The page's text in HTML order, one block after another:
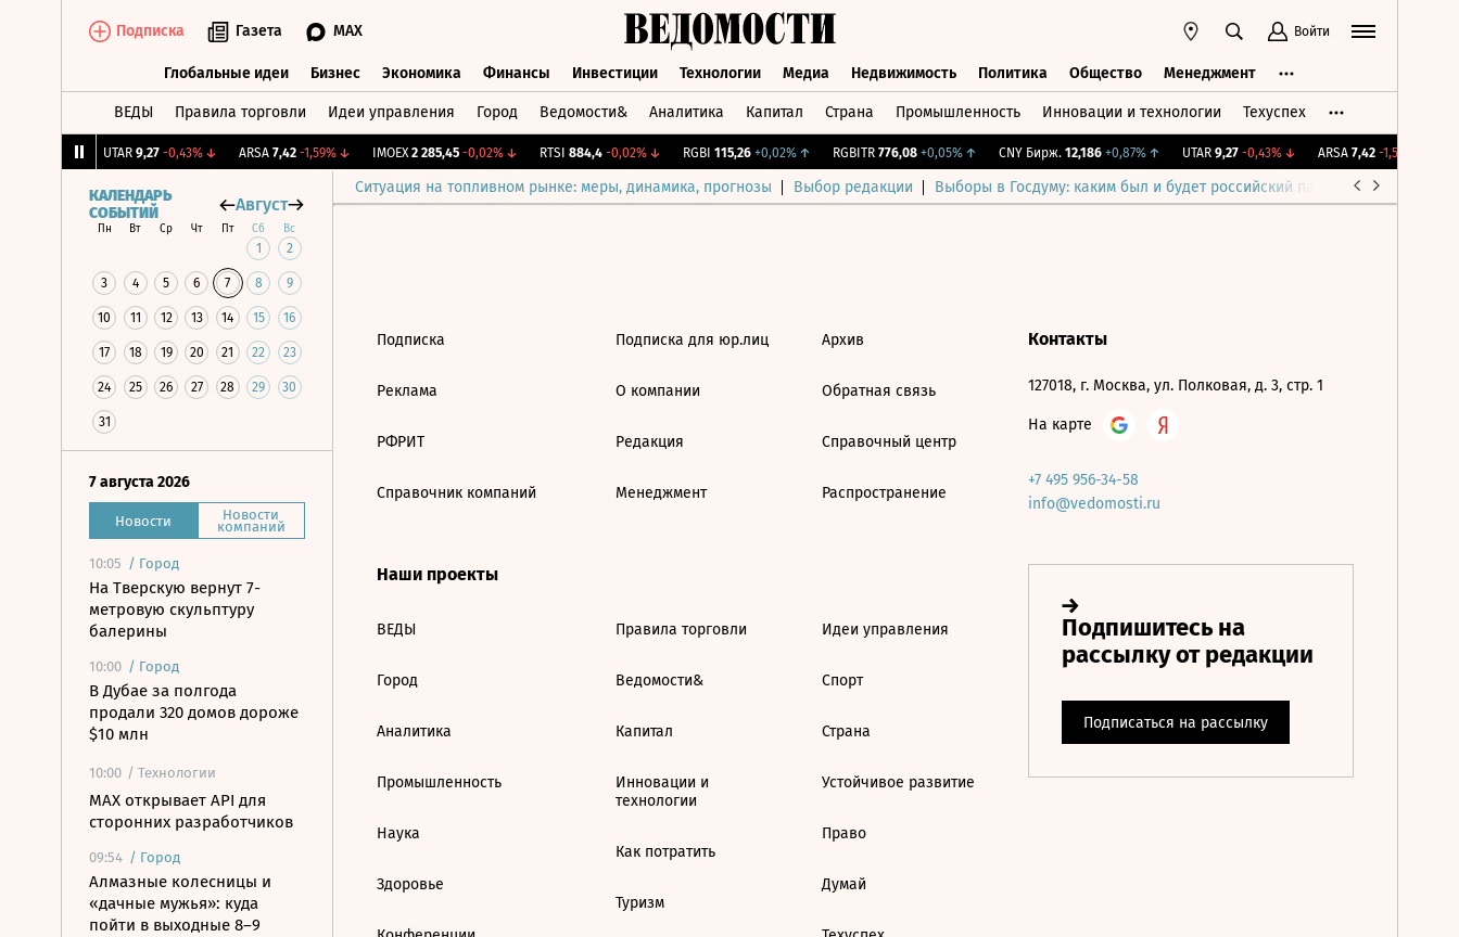
Подписка Газета MAX Войти
Глобальные идеи Бизнес Экономика Финансы Инвестиции Технологии Медиа Недвижимость Политика Общество Менеджмент
ВЕДЫ Правила торговли Идеи управления Город Ведомости& Аналитика Капитал Страна Промышленность Инновации и технологии Техуспех
UTAR 9,27 -0,43%↓ ARSA 7,42 -1,59%↓ IMOEX 2 285,45 -0,02%↓ RTSI 884,4 -0,02%↓ RGBI 115,26 +0,02%↑ RGBITR 776,08 +0,05%↑ CNY Бирж. 12,186 +0,87%↑ UTAR 9,27 -0,43%↓ ARSA 7,42 -1,59%
Ситуация на топливном рынке: меры, динамика, прогнозы Выбор редакции Выборы в Госдуму: каким был и будет российский парламент
КАЛЕНДАРЬ
СОБЫТИЙ
Август
Пн Вт Ср Чт Пт Сб Вс
1 2
3 4 5 6 7 8 9
10 11 12 13 14 15 16
17 18 19 20 21 22 23
24 25 26 27 28 29 30
31
7 августа 2026
Новости Новости
компаний
10:05 / Город
На Тверскую вернут 7-
метровую скульптуру
балерины
10:00 / Город
В Дубае за полгода
продали 320 домов дороже
$10 млн
10:00 / Технологии
MAX открывает API для
сторонних разработчиков
09:54 / Город
Алмазные колесницы и
«дачные мужья»: куда
пойти в выходные 8–9
Подписка
Реклама
РФРИТ
Справочник компаний
Подписка для юр.лиц
О компании
Редакция
Менеджмент
Архив
Обратная связь
Справочный центр
Распространение
Наши проекты
ВЕДЫ
Город
Аналитика
Промышленность
Наука
Здоровье
Правила торговли
Ведомости&
Капитал
Инновации и
технологии
Как потратить
Туризм
Идеи управления
Спорт
Страна
Устойчивое развитие
Право
Думай
Контакты
127018, г. Москва, ул. Полковая, д. 3, стр. 1
На карте
+7 495 956-34-58
info@vedomosti.ru